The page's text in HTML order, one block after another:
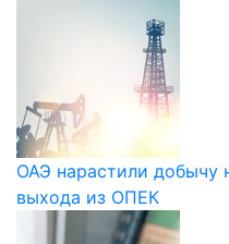
ОАЭ нарастили добычу
выхода из ОПЕК